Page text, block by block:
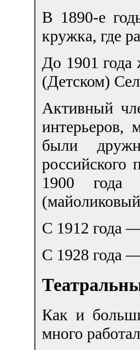
В 1890-е
кружка, где
До 1901 года
(Детском)
Активный
были
российского
1900 года
С 1912 года
С 1928 года
Как и
много